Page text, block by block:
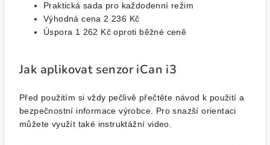
Praktická sada pro každodenní režim
Výhodná cena 2 236 Kč
Úspora 1 262 Kč oproti běžné ceně
Jak aplikovat senzor iCan i3
Před použitím si vždy pečlivě přečtěte návod k použití a
bezpečnostní informace výrobce. Pro snazší orientaci
můžete využít také instruktážní video.